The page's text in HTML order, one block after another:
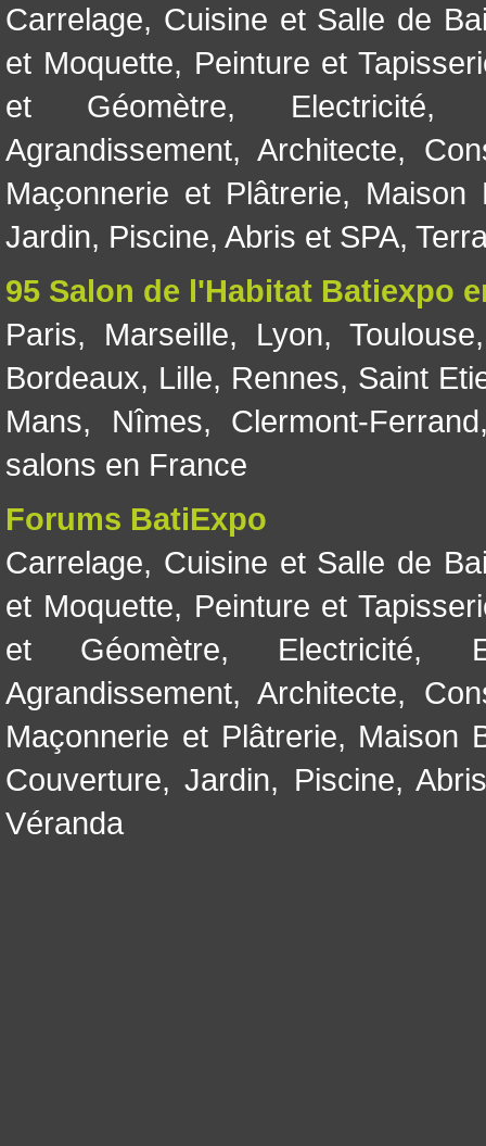
Carrelage, Cuisine et Salle de
et Moquette, Peinture et
et Géomètre, Electricité
Agrandissement, Architecte,
Maçonnerie et Plâtrerie, Maison
Jardin, Piscine, Abris et SPA,
95 Salon de l'Habitat Batiexpo
Paris, Marseille, Lyon, Toulouse
Bordeaux, Lille, Rennes, Saint
Mans, Nîmes, Clermont-Ferrand
salons en France
Forums BatiExpo
Carrelage, Cuisine et Salle de
et Moquette, Peinture et
et Géomètre, Electricité,
Agrandissement, Architecte,
Maçonnerie et Plâtrerie, Maison
Couverture,Jardin, Piscine,
Véranda